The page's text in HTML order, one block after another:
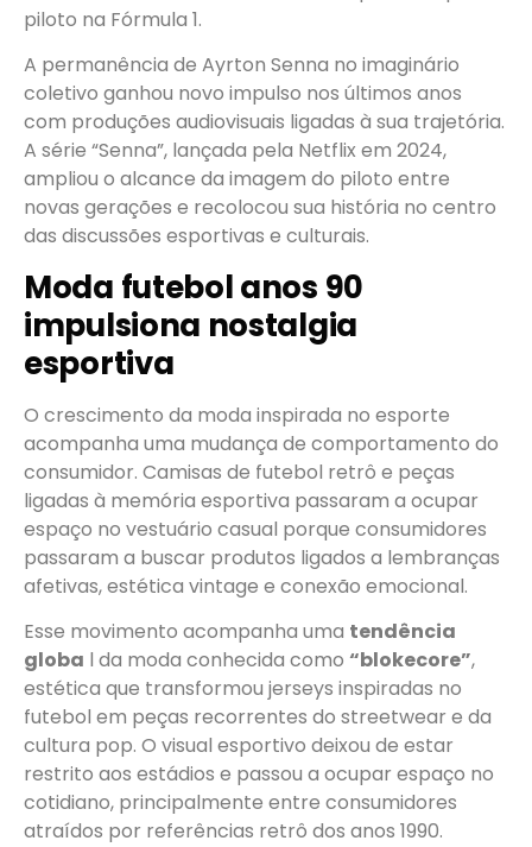
piloto na Fórmula 1.
A permanência de Ayrton Senna no imaginário
coletivo ganhou novo impulso nos últimos anos
com produções audiovisuais ligadas à sua trajetória.
A série “Senna”, lançada pela Netflix em 2024,
ampliou o alcance da imagem do piloto entre
novas gerações e recolocou sua história no centro
das discussões esportivas e culturais.
Moda futebol anos 90
impulsiona nostalgia
esportiva
O crescimento da moda inspirada no esporte
acompanha uma mudança de comportamento do
consumidor. Camisas de futebol retrô e peças
ligadas à memória esportiva passaram a ocupar
espaço no vestuário casual porque consumidores
passaram a buscar produtos ligados a lembranças
afetivas, estética vintage e conexão emocional.
Esse movimento acompanha uma tendência
globa l da moda conhecida como “blokecore”,
estética que transformou jerseys inspiradas no
futebol em peças recorrentes do streetwear e da
cultura pop. O visual esportivo deixou de estar
restrito aos estádios e passou a ocupar espaço no
cotidiano, principalmente entre consumidores
atraídos por referências retrô dos anos 1990.